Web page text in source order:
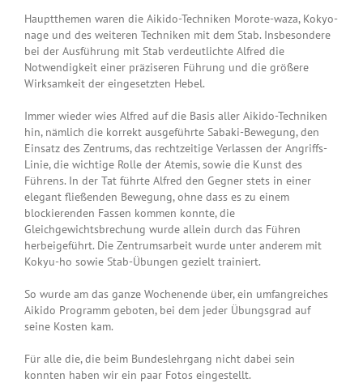
Hauptthemen waren die Aikido-Techniken Morote-waza, Kokyo-
nage und des weiteren Techniken mit dem Stab. Insbesondere
bei der Ausführung mit Stab verdeutlichte Alfred die
Notwendigkeit einer präziseren Führung und die größere
Wirksamkeit der eingesetzten Hebel.
Immer wieder wies Alfred auf die Basis aller Aikido-Techniken
hin, nämlich die korrekt ausgeführte Sabaki-Bewegung, den
Einsatz des Zentrums, das rechtzeitige Verlassen der Angriffs-
Linie, die wichtige Rolle der Atemis, sowie die Kunst des
Führens. In der Tat führte Alfred den Gegner stets in einer
elegant fließenden Bewegung, ohne dass es zu einem
blockierenden Fassen kommen konnte, die
Gleichgewichtsbrechung wurde allein durch das Führen
herbeigeführt. Die Zentrumsarbeit wurde unter anderem mit
Kokyu-ho sowie Stab-Übungen gezielt trainiert.
So wurde am das ganze Wochenende über, ein umfangreiches
Aikido Programm geboten, bei dem jeder Übungsgrad auf
seine Kosten kam.
Für alle die, die beim Bundeslehrgang nicht dabei sein
konnten haben wir ein paar Fotos eingestellt.